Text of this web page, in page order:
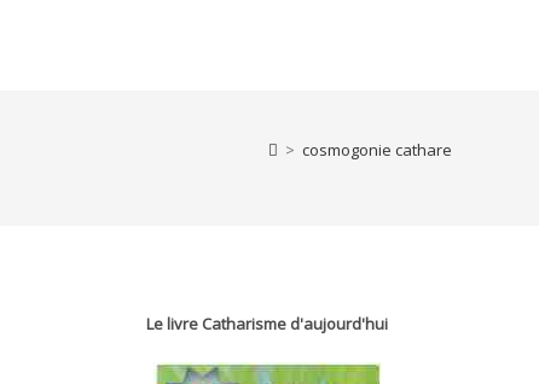
> cosmogonie cathare
Le livre Catharisme d'aujourd'hui